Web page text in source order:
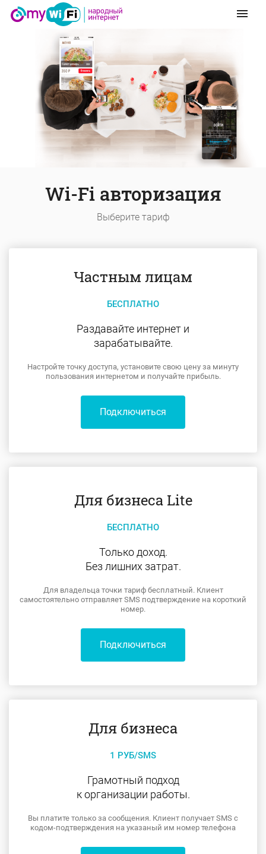
menu
Wi-Fi авторизация
Выберите тариф
Частным лицам
БЕСПЛАТНО
Раздавайте интернет и
зарабатывайте.
Настройте точку доступа, установите свою цену за минуту
пользования интернетом и получайте прибыль.
Подключиться
Для бизнеса Lite
БЕСПЛАТНО
Только доход.
Без лишних затрат.
Для владельца точки тариф бесплатный. Клиент
самостоятельно отправляет SMS подтверждение на короткий
номер.
Подключиться
Для бизнеса
1 РУБ/SMS
Грамотный подход
к организации работы.
Вы платите только за сообщения. Клиент получает SMS с
кодом-подтверждения на указаный им номер телефона